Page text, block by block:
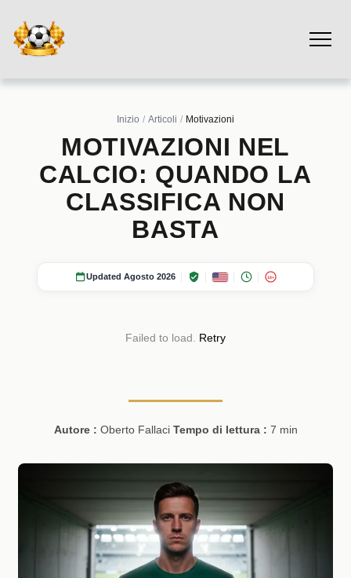
Inizio Articoli Motivazioni
MOTIVAZIONI NEL
CALCIO: QUANDO LA
CLASSIFICA NON
BASTA
Updated Agosto 2026 18+
Failed to load. Retry
Autore : Oberto Fallaci Tempo di lettura : 7 min